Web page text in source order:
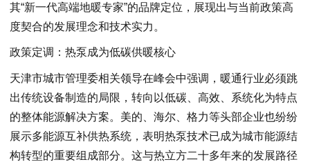
其“新一代高端地暖专家”的品牌定位，展现出与当前政策高
度契合的发展理念和技术实力。
政策定调：热泵成为低碳供暖核心
天津市城市管理委相关领导在峰会中强调，暖通行业必须跳
出传统设备制造的局限，转向以低碳、高效、系统化为特点
的整体能源解决方案。美的、海尔、格力等头部企业也纷纷
展示多能源互补供热系统，表明热泵技术已成为城市能源结
构转型的重要组成部分。这与热立方二十多年来的发展路径